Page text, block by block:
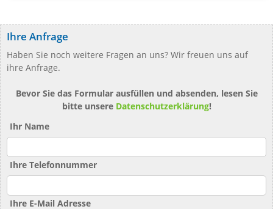
Ihre Anfrage
Haben Sie noch weitere Fragen an uns? Wir freuen uns auf
ihre Anfrage.
Bevor Sie das Formular ausfüllen und absenden, lesen Sie
bitte unsere Datenschutzerklärung!
Ihr Name
Ihre Telefonnummer
Ihre E-Mail Adresse